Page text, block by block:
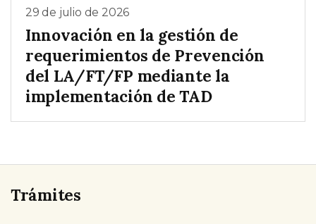
29 de julio de 2026
Innovación en la gestión de
requerimientos de Prevención
del LA/FT/FP mediante la
implementación de TAD
Trámites